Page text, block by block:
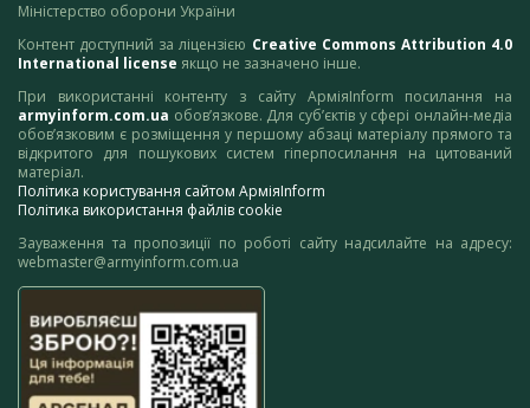
Міністерство оборони України
Контент доступний за ліцензією Creative Commons Attribution 4.0
International license якщо не зазначено інше.
При використанні контенту з сайту АрміяInform посилання на
armyinform.com.ua обов’язкове. Для суб’єктів у сфері онлайн-медіа
обов’язковим є розміщення у першому абзаці матеріалу прямого та
відкритого для пошукових систем гіперпосилання на цитований
матеріал.
Політика користування сайтом АрміяInform
Політика використання файлів cookie
Зауваження та пропозиції по роботі сайту надсилайте на адресу:
webmaster@armyinform.com.ua